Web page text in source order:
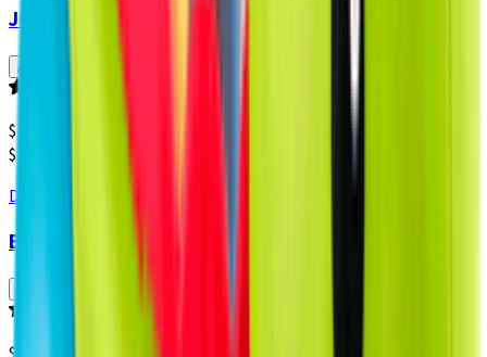
Juguete Pelota Rodadora para Treats Pro
Agregar
Producto sin calificar
$11.990
$11.990 x un
Dribbling
Balón de Fútbol Dribbling Real N5
Producto sin calificar